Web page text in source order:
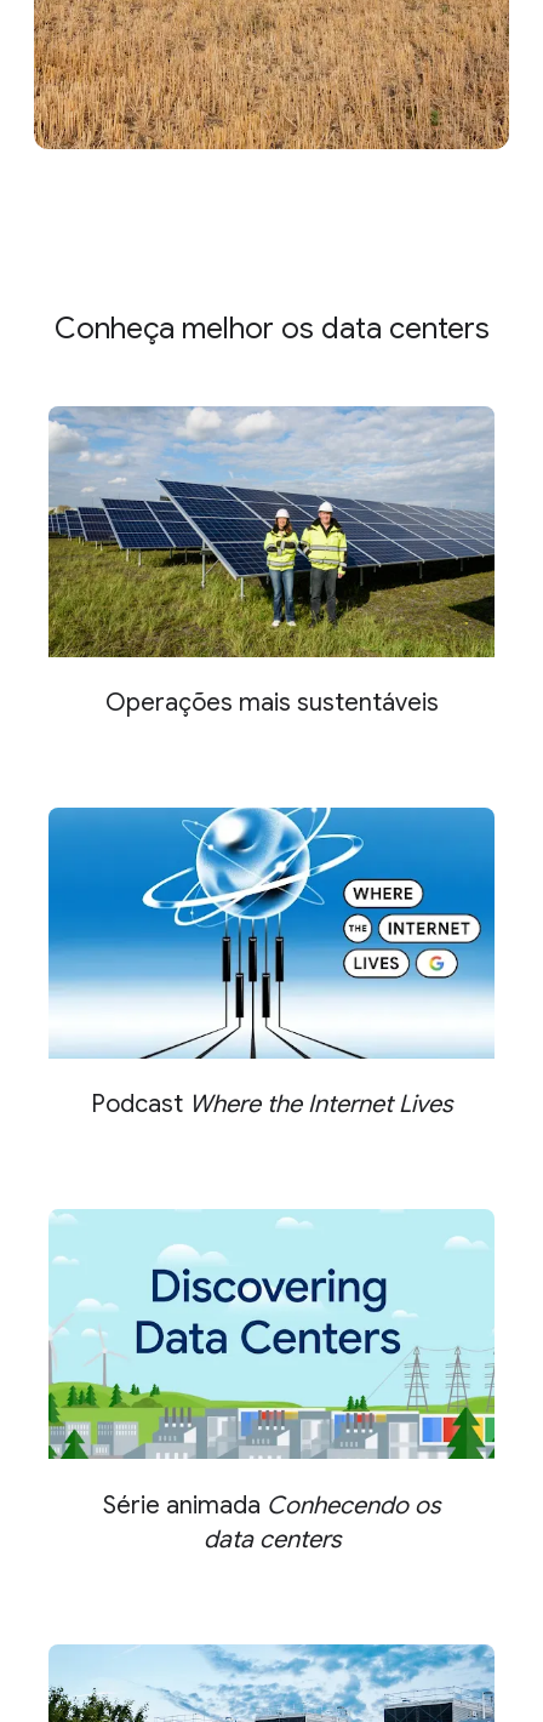
Conheça melhor os data centers
Operações mais sustentáveis
Podcast Where the Internet Lives
Série animada Conhecendo os
data centers